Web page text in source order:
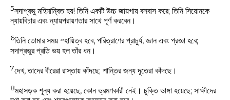
5সদাপ্রভু মহিমান্বিত হয়! তিনি একটি উচ্চ জায়গায় বসবাস করে; তিনি সিয়োনকে
ন্যায়বিচার এবং ন্যায়পরায়ণতার সাথে পূর্ণ করবেন।
6তিনি তোমার সময় স্হায়িত্ব হবে, পরিত্রাণের প্রাচুর্য, জ্ঞান এবং প্রজ্ঞা হবে;
সদাপ্রভুর প্রতি ভয় হল তাঁর ধন।
7দেখ, তাদের বীরেরা রাস্তায় কাঁদছে; শান্তির জন্য দূতেরা কাঁদছে।
8মহাসড়ক শূন্য করা হয়েছে, কোন ভ্রমণকারী নেই। চুক্তি ভাঙ্গা হয়েছে; সাক্ষীদের